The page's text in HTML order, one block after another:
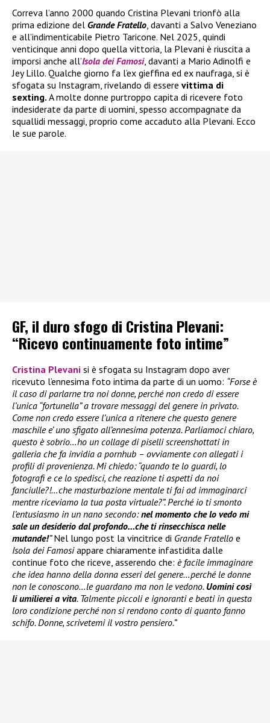
Correva l’anno 2000 quando Cristina Plevani trionfò alla
prima edizione del Grande Fratello , davanti a Salvo Veneziano
e all’indimenticabile Pietro Taricone. Nel 2025, quindi
venticinque anni dopo quella vittoria, la Plevani è riuscita a
imporsi anche all’Isola dei Famosi, davanti a Mario Adinolfi e
Jey Lillo. Qualche giorno fa l’ex gieffina ed ex naufraga, si è
sfogata su Instagram, rivelando di essere vittima di
sexting. A molte donne purtroppo capita di ricevere foto
indesiderate da parte di uomini, spesso accompagnate da
squallidi messaggi, proprio come accaduto alla Plevani. Ecco
le sue parole.
GF, il duro sfogo di Cristina Plevani:
“Ricevo continuamente foto intime”
Cristina Plevani si è sfogata su Instagram dopo aver
ricevuto l’ennesima foto intima da parte di un uomo: “Forse è
il caso di parlarne tra noi donne, perché non credo di essere
l’unica “fortunella” a trovare messaggi del genere in privato.
Come non credo essere l’unica a ritenere che questo genere
maschile e’ uno sfigato all’ennesima potenza. Parliamoci chiaro,
questo è sobrio…ho un collage di piselli screenshottati in
galleria che fa invidia a pornhub – ovviamente con allegati i
profili di provenienza. Mi chiedo: “quando te lo guardi, lo
fotografi e ce lo spedisci, che reazione ti aspetti da noi
fanciulle?!…che masturbazione mentale ti fai ad immaginarci
mentre riceviamo la tua posta virtuale?”. Perché io ti smonto
l’entusiasmo in un nano secondo:nel momento che lo vedo mi
sale un desiderio dal profondo…che ti rinsecchisca nelle
mutande!”Nel lungo post la vincitrice di Grande Fratello e
Isola dei Famosiappare chiaramente infastidita dalle
continue foto che riceve, asserendo che: è facile immaginare
che idea hanno della donna esseri del genere…perché le donne
non le conoscono…le guardano ma non le vedono. Uomini così
li umilierei a vita. Talmente piccoli e ignoranti e beati in questa
loro condizione perché non si rendono conto di quanto fanno
schifo. Donne, scrivetemi il vostro pensiero.”